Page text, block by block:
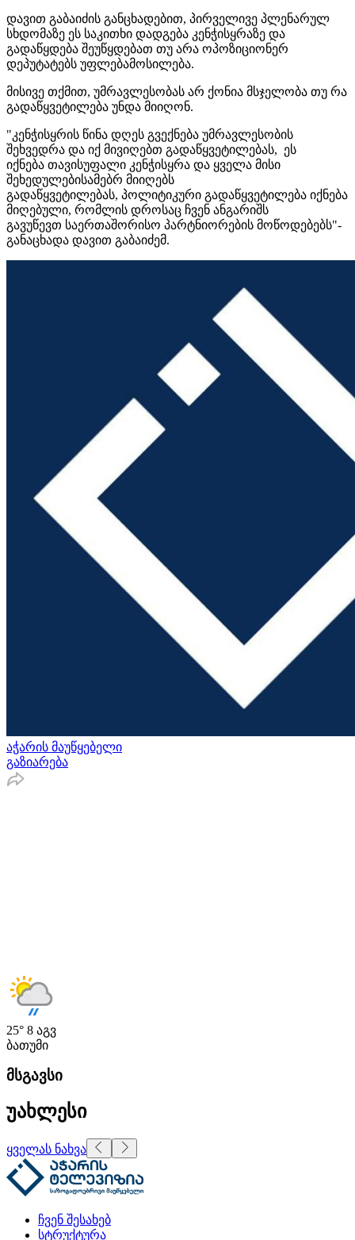
დავით გაბაიძის განცხადებით, პირველივე პლენარულ
სხდომაზე ეს საკითხი დადგება კენჭისყრაზე და
გადაწყდება შეუწყდებათ თუ არა ოპოზიციონერ
დეპუტატებს უფლებამოსილება.
მისივე თქმით, უმრავლესობას არ ქონია მსჯელობა თუ რა
გადაწყვეტილება უნდა მიიღონ.
"კენჭისყრის წინა დღეს გვექნება უმრავლესობის
შეხვედრა და იქ მივიღებთ გადაწყვეტილებას, ეს
იქნება თავისუფალი კენჭისყრა და ყველა მისი
შეხედულებისამებრ მიიღებს
გადაწყვეტილებას, პოლიტიკური გადაწყვეტილება იქნება
მიღებული, რომლის დროსაც ჩვენ ანგარიშს
გავუწევთ საერთაშორისო პარტნიორების მოწოდებებს"-
განაცხადა დავით გაბაიძემ.
აჭარის მაუწყებელი
გაზიარება
25° 8 აგვ
ბათუმი
მსგავსი
უახლესი
ყველას ნახვა
ჩვენ შესახებ
სტრუქტურა